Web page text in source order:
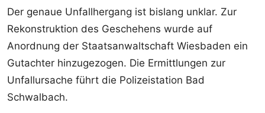
Der genaue Unfallhergang ist bislang unklar. Zur
Rekonstruktion des Geschehens wurde auf
Anordnung der Staatsanwaltschaft Wiesbaden ein
Gutachter hinzugezogen. Die Ermittlungen zur
Unfallursache führt die Polizeistation Bad
Schwalbach.